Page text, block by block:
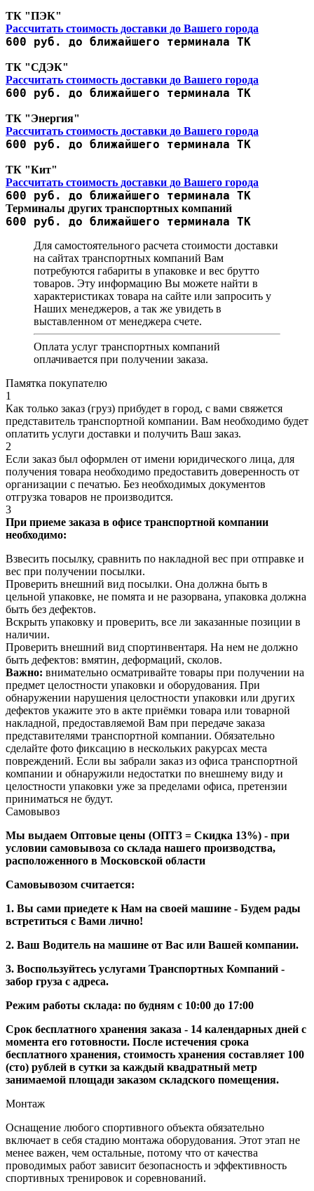
ТК "ПЭК"
Рассчитать стоимость доставки до Вашего города
600 руб. до ближайшего терминала ТК
ТК "СДЭК"
Рассчитать стоимость доставки до Вашего города
600 руб. до ближайшего терминала ТК
ТК "Энергия"
Рассчитать стоимость доставки до Вашего города
600 руб. до ближайшего терминала ТК
ТК "Кит"
Рассчитать стоимость доставки до Вашего города
600 руб. до ближайшего терминала ТК
Терминалы других транспортных компаний
600 руб. до ближайшего терминала ТК
Для самостоятельного расчета стоимости доставки
на сайтах транспортных компаний Вам
потребуются габариты в упаковке и вес брутто
товаров. Эту информацию Вы можете найти в
характеристиках товара на сайте или запросить у
Наших менеджеров, а так же увидеть в
выставленном от менеджера счете.
Оплата услуг транспортных компаний
оплачивается при получении заказа.
Памятка покупателю
1
Как только заказ (груз) прибудет в город, с вами свяжется
представитель транспортной компании. Вам необходимо будет
оплатить услуги доставки и получить Ваш заказ.
2
Если заказ был оформлен от имени юридического лица, для
получения товара необходимо предоставить доверенность от
организации с печатью. Без необходимых документов
отгрузка товаров не производится.
3
При приеме заказа в офисе транспортной компании
необходимо:
Взвесить посылку, сравнить по накладной вес при отправке и
вес при получении посылки.
Проверить внешний вид посылки. Она должна быть в
цельной упаковке, не помята и не разорвана, упаковка должна
быть без дефектов.
Вскрыть упаковку и проверить, все ли заказанные позиции в
наличии.
Проверить внешний вид спортинвентаря. На нем не должно
быть дефектов: вмятин, деформаций, сколов.
Важно: внимательно осматривайте товары при получении на
предмет целостности упаковки и оборудования. При
обнаружении нарушения целостности упаковки или других
дефектов укажите это в акте приёмки товара или товарной
накладной, предоставляемой Вам при передаче заказа
представителями транспортной компании. Обязательно
сделайте фото фиксацию в нескольких ракурсах места
повреждений. Если вы забрали заказ из офиса транспортной
компании и обнаружили недостатки по внешнему виду и
целостности упаковки уже за пределами офиса, претензии
приниматься не будут.
Самовывоз
Мы выдаем Оптовые цены (ОПТ3 = Скидка 13%) - при
условии самовывоза со склада нашего производства,
расположенного в Московской области
Самовывозом считается:
1. Вы сами приедете к Нам на своей машине - Будем рады
встретиться с Вами лично!
2. Ваш Водитель на машине от Вас или Вашей компании.
3. Воспользуйтесь услугами Транспортных Компаний -
забор груза с адреса.
Режим работы склада: по будням с 10:00 до 17:00
Срок бесплатного хранения заказа - 14 календарных дней с
момента его готовности. После истечения срока
бесплатного хранения, стоимость хранения составляет 100
(сто) рублей в сутки за каждый квадратный метр
занимаемой площади заказом складского помещения.
Монтаж
Оснащение любого спортивного объекта обязательно
включает в себя стадию монтажа оборудования. Этот этап не
менее важен, чем остальные, потому что от качества
проводимых работ зависит безопасность и эффективность
спортивных тренировок и соревнований.